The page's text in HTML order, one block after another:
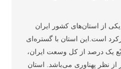
از استان‌های کشور ایران
است.این استان با گستره‌ای
کیلومتر مربّع یک درصد از کل وسعت ایران،
نظر پهناوری می‌باشد. استان